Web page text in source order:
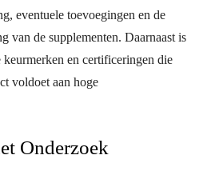
eventuele toevoegingen en de
van de supplementen. Daarnaast is
keurmerken en certificeringen die
voldoet aan hoge
Onderzoek